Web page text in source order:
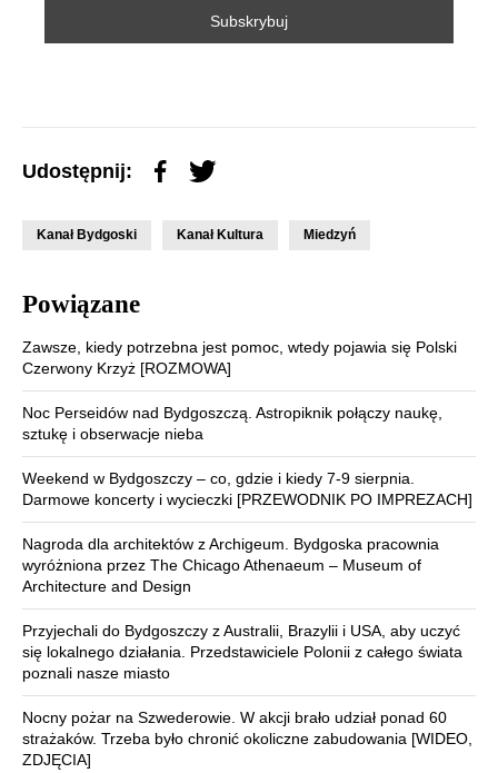
Udostępnij:
Kanał Bydgoski Kanał Kultura Miedzyń
Powiązane
Zawsze, kiedy potrzebna jest pomoc, wtedy pojawia się Polski
Czerwony Krzyż [ROZMOWA]
Noc Perseidów nad Bydgoszczą. Astropiknik połączy naukę,
sztukę i obserwacje nieba
Weekend w Bydgoszczy – co, gdzie i kiedy 7-9 sierpnia.
Darmowe koncerty i wycieczki [PRZEWODNIK PO IMPREZACH]
Nagroda dla architektów z Archigeum. Bydgoska pracownia
wyróżniona przez The Chicago Athenaeum – Museum of
Architecture and Design
Przyjechali do Bydgoszczy z Australii, Brazylii i USA, aby uczyć
się lokalnego działania. Przedstawiciele Polonii z całego świata
poznali nasze miasto
Nocny pożar na Szwederowie. W akcji brało udział ponad 60
strażaków. Trzeba było chronić okoliczne zabudowania [WIDEO,
ZDJĘCIA]